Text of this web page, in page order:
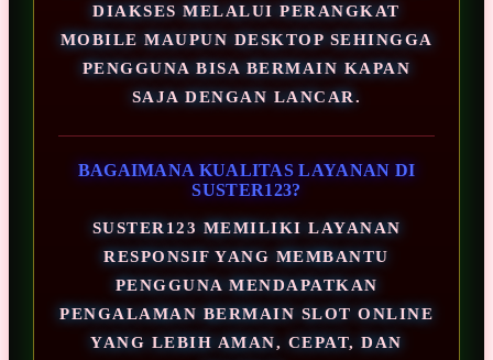
DIAKSES MELALUI PERANGKAT
MOBILE MAUPUN DESKTOP SEHINGGA
PENGGUNA BISA BERMAIN KAPAN
SAJA DENGAN LANCAR.
BAGAIMANA KUALITAS LAYANAN DI
SUSTER123?
SUSTER123 MEMILIKI LAYANAN
RESPONSIF YANG MEMBANTU
PENGGUNA MENDAPATKAN
PENGALAMAN BERMAIN SLOT ONLINE
YANG LEBIH AMAN, CEPAT, DAN